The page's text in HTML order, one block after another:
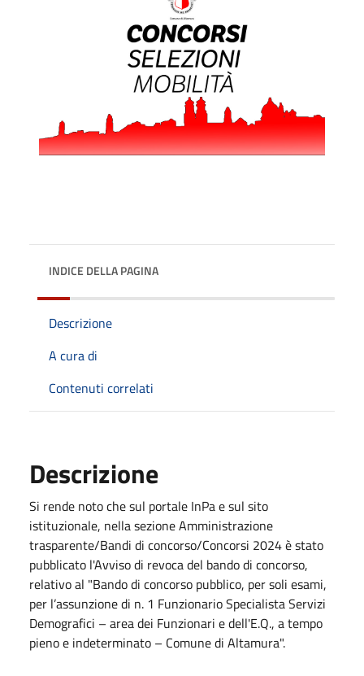
INDICE DELLA PAGINA
Descrizione
A cura di
Contenuti correlati
Descrizione
Si rende noto che sul portale InPa e sul sito
istituzionale, nella sezione Amministrazione
trasparente/Bandi di concorso/Concorsi 2024 è stato
pubblicato l'Avviso di revoca del bando di concorso,
relativo al "Bando di concorso pubblico, per soli esami,
per l’assunzione di n. 1 Funzionario Specialista Servizi
Demografici – area dei Funzionari e dell'E.Q., a tempo
pieno e indeterminato – Comune di Altamura".